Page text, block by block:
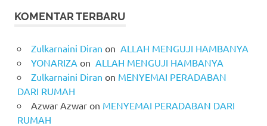
KOMENTAR TERBARU
Zulkarnaini Diran on ALLAH MENGUJI HAMBANYA
YONARIZA on ALLAH MENGUJI HAMBANYA
Zulkarnaini Diran on MENYEMAI PERADABAN
DARI RUMAH
Azwar Azwaron MENYEMAI PERADABAN DARI
RUMAH